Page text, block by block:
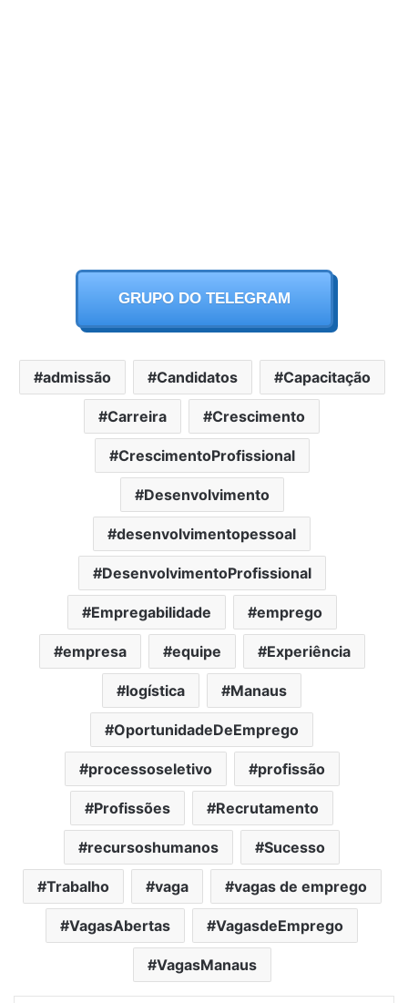
GRUPO DO TELEGRAM
admissão Candidatos Capacitação
Carreira Crescimento
CrescimentoProfissional
Desenvolvimento
desenvolvimentopessoal
DesenvolvimentoProfissional
Empregabilidade emprego
empresa equipe Experiência
logística Manaus
OportunidadeDeEmprego
processoseletivo profissão
Profissões Recrutamento
recursoshumanos Sucesso
Trabalho vaga vagas de emprego
VagasAbertas VagasdeEmprego
VagasManaus